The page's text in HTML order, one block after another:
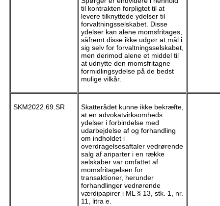
til kontrakten forpligtet til at
levere tilknyttede ydelser til
forvaltningsselskabet. Disse
ydelser kan alene momsfritages,
såfremt disse ikke udgør at mål i
sig selv for forvaltningsselskabet,
men derimod alene et middel til
at udnytte den momsfritagne
formidlingsydelse på de bedst
mulige vilkår.
SKM2022.69.SR
Skatterådet kunne ikke bekræfte,
at en advokatvirksomheds
ydelser i forbindelse med
udarbejdelse af og forhandling
om indholdet i
overdragelsesaftaler vedrørende
salg af anparter i en række
selskaber var omfattet af
momsfritagelsen for
transaktioner, herunder
forhandlinger vedrørende
værdipapirer i ML § 13, stk. 1, nr.
11, litra e.